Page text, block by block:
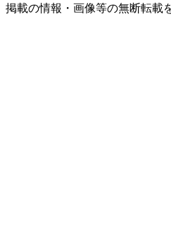
掲載の情報・画像等の無断転載